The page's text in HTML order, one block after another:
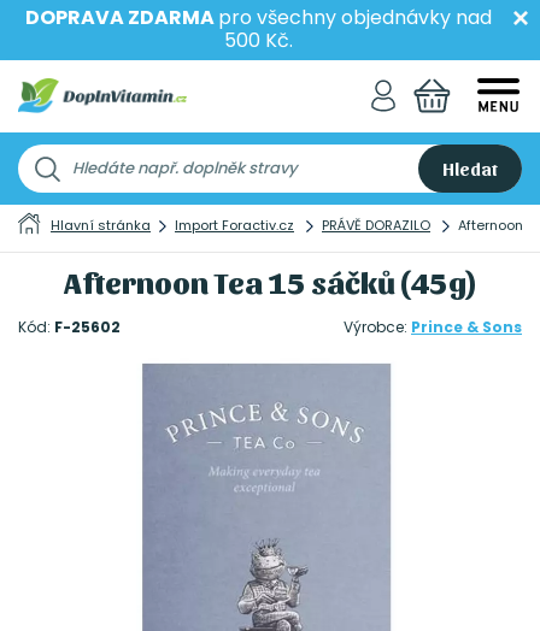
DOPRAVA ZDARMApro všechny objednávky nad
500 Kč.
Hledat
Hlavní stránka Import Foractiv.cz PRÁVĚ DORAZILO Afternoon
Afternoon Tea 15 sáčků (45g)
Kód: F-25602 Výrobce: Prince & Sons